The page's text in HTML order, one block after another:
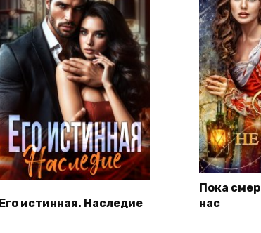
Его истинная. Наследие
Пока
нас